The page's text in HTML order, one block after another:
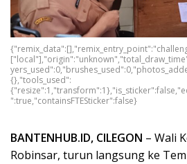
{},"tools_used":
":true,"containsFTESticker":false}
BANTENHUB.ID, CILEGON – Wali
Robinsar, turun langsung ke